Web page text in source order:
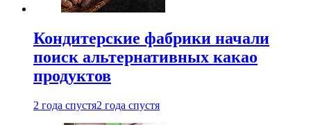
Кондитерские фабрики начали
поиск альтернативных какао
продуктов
2 года спустя2 года спустя